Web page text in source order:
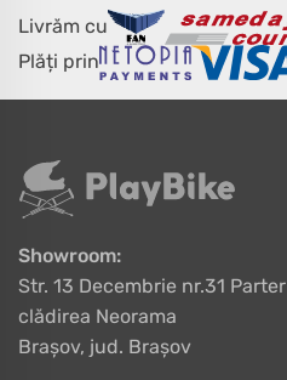
Livrăm cu
Plăți prin
Showroom:
Str. 13 Decembrie nr.31 Parter
clădirea Neorama
Brașov, jud. Brașov